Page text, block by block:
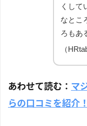
くして
なとこ
ろもあ
（
あわせて読む： マ
らの口コミを紹介